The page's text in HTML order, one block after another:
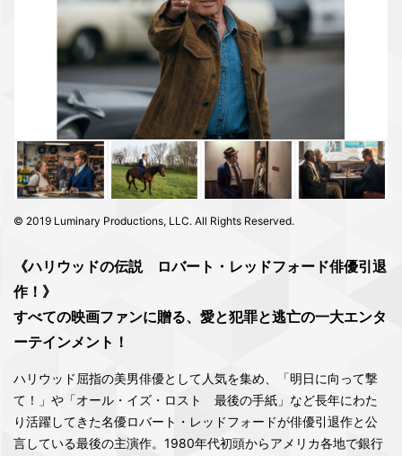
© 2019 Luminary Productions, LLC. All Rights Reserved.
《ハリウッドの伝説 ロバート・レッドフォード俳優引退
作！》
すべての映画ファンに贈る、愛と犯罪と逃亡の一大エンタ
ーテインメント！
ハリウッド屈指の美男俳優として人気を集め、「明日に向って撃
て！」や「オール・イズ・ロスト 最後の手紙」など長年にわた
り活躍してきた名優ロバート・レッドフォードが俳優引退作と公
言している最後の主演作。1980年代初頭からアメリカ各地で銀行